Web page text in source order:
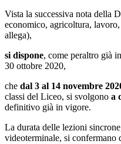
Vista la successiva nota della
economico, agricoltura,
allega),
si dispone, come peraltro già
30 ottobre 2020,
che dal 3 al 14 novembre
classi del Liceo, si svolgono a
definitivo già in vigore.
La durata delle lezioni
videoterminale, si